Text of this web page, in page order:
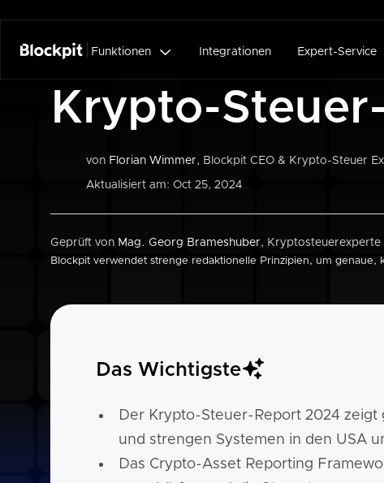
Funktionen  Integrationen Expert-Service
Krypto-
von Florian Wimmer, Blockpit CEO & Krypto-Steuer
Aktualisiert am: Oct 25, 2024
Geprüft von Mag. Georg Brameshuber, Kryptosteuerexperte
Blockpit verwendet strenge redaktionelle Prinzipien, um
Das Wichtigste
Der Krypto-Steuer-Report 2024
und strengen Systemen in den USA
Das Crypto-Asset Reporting